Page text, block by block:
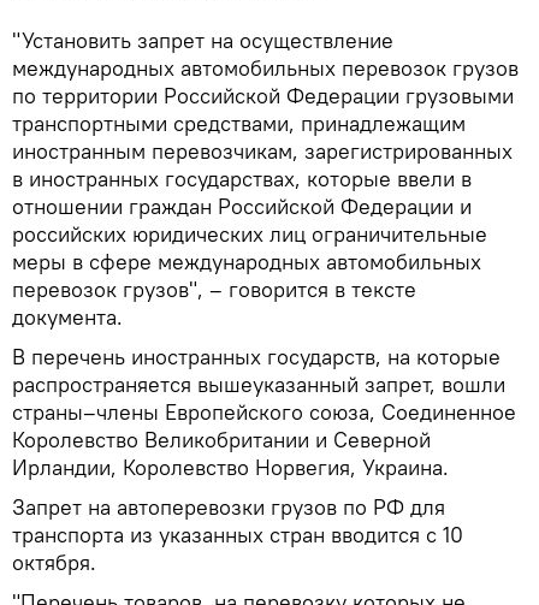
"Установить запрет на осуществление
международных автомобильных перевозок грузов
по территории Российской Федерации грузовыми
транспортными средствами, принадлежащим
иностранным перевозчикам, зарегистрированных
в иностранных государствах, которые ввели в
отношении граждан Российской Федерации и
российских юридических лиц ограничительные
меры в сфере международных автомобильных
перевозок грузов", – говорится в тексте
документа.
В перечень иностранных государств, на которые
распространяется вышеуказанный запрет, вошли
страны–члены Европейского союза, Соединенное
Королевство Великобритании и Северной
Ирландии, Королевство Норвегия, Украина.
Запрет на автоперевозки грузов по РФ для
транспорта из указанных стран вводится с 10
октября.